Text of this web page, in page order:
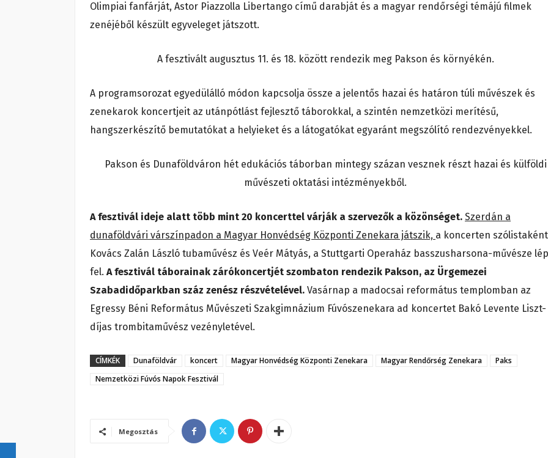
Olimpiai fanfárját, Astor Piazzolla Libertango című darabját és a magyar rendőrségi témájú filmek
zenéjéből készült egyveleget játszott.
A fesztivált augusztus 11. és 18. között rendezik meg Pakson és környékén.
A programsorozat egyedülálló módon kapcsolja össze a jelentős hazai és határon túli művészek és
zenekarok koncertjeit az utánpótlást fejlesztő táborokkal, a szintén nemzetközi merítésű,
hangszerkészítő bemutatókat a helyieket és a látogatókat egyaránt megszólító rendezvényekkel.
Pakson és Dunaföldváron hét edukációs táborban mintegy százan vesznek részt hazai és külföldi
művészeti oktatási intézményekből.
A fesztivál ideje alatt több mint 20 koncerttel várják a szervezők a közönséget. Szerdán a
dunaföldvári várszínpadon a Magyar Honvédség Központi Zenekara játszik, a koncerten szólistaként
Kovács Zalán László tubaművész és Veér Mátyás, a Stuttgarti Operaház basszusharsona-művésze lép
fel. A fesztivál táborainak zárókoncertjét szombaton rendezik Pakson, az Ürgemezei
Szabadidőparkban száz zenész részvételével. Vasárnap a madocsai református templomban az
Egressy Béni Református Művészeti Szakgimnázium Fúvószenekara ad koncertet Bakó Levente Liszt-
díjas trombitaművész vezényletével.
CÍMKÉK Dunaföldvár koncert Magyar Honvédség Központi Zenekara Magyar Rendőrség Zenekara
Paks
Nemzetközi Fúvós Napok Fesztivál
Megosztás